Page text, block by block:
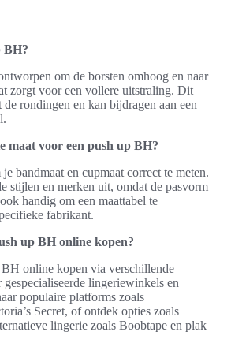
BH?
om de borsten omhoog en naar
zorgt voor een vollere uitstraling. Dit
rondingen en kan bijdragen aan een
maat voor een push up BH?
bandmaat en cupmaat correct te meten.
stijlen en merken uit, omdat de pasvorm
handig om een maattabel te
fabrikant.
up BH online kopen?
BH online kopen via verschillende
gespecialiseerde lingeriewinkels en
populaire platforms zoals
Secret, of ontdek opties zoals
lingerie zoals Boobtape en plak